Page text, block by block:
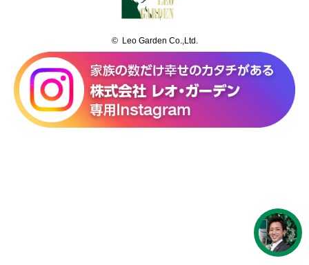
© Leo Garden Co.,Ltd.